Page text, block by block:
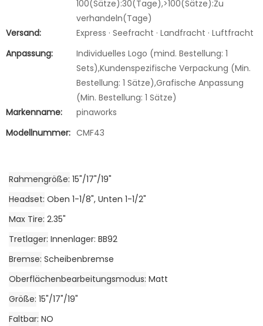
100(Sätze):30(Tage),>100(Sätze):Zu
verhandeln(Tage)
Versand:
Express · Seefracht · Landfracht · Luftfracht
Anpassung:
Individuelles Logo (mind. Bestellung: 1
Sets),Kundenspezifische Verpackung (Min.
Bestellung: 1 Sätze),Grafische Anpassung
(Min. Bestellung: 1 Sätze)
Markenname:
pinaworks
Modellnummer: CMF43
Rahmengröße 15"/17"/19"
Headset Oben 1-1/8", Unten 1-1/2"
Max Tire 2.35"
Tretlager Innenlager: BB92
Bremse Scheibenbremse
Oberflächenbearbeitungsmodus Matt
Größe 15"/17"/19"
Faltbar NO